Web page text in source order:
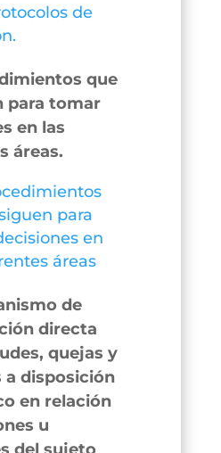
de
que
para tomar
en las
áreas.
para
en
áreas
de
directa
quejas y
a disposición
en relación
u